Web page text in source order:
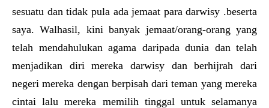
sesuatu dan tidak pula ada jemaat para darwisy .beserta
saya. Walhasil, kini banyak jemaat/orang-orang yang
telah mendahulukan agama daripada dunia dan telah
menjadikan diri mereka darwisy dan berhijrah dari
negeri mereka dengan berpisah dari teman yang mereka
cintai lalu mereka memilih tinggal untuk selamanya